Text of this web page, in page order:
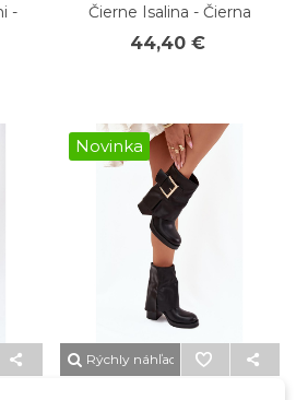
-
Čierne Isalina - Čierna
44,40 €
Novinka
Rýchly náhľad